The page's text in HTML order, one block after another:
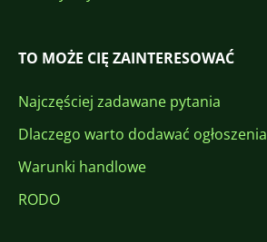
TO MOŻE CIĘ ZAINTERESOWAĆ
Najczęściej zadawane pytania
Dlaczego warto dodawać ogłoszenia
Warunki handlowe
RODO